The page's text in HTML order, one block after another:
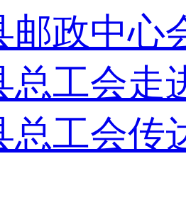
邮政中心
总工会走
总工会传